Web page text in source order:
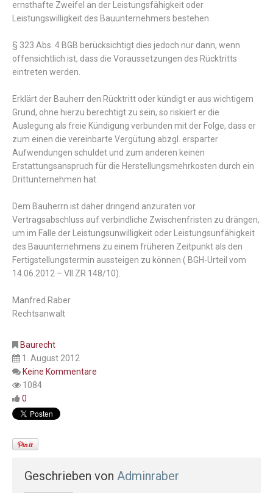
ernsthafte Zweifel an der Leistungsfähigkeit oder
Leistungswilligkeit des Bauunternehmers bestehen.
§ 323 Abs. 4 BGB berücksichtigt dies jedoch nur dann, wenn
offensichtlich ist, dass die Voraussetzungen des Rücktritts
eintreten werden.
Erklärt der Bauherr den Rücktritt oder kündigt er aus wichtigem
Grund, ohne hierzu berechtigt zu sein, so riskiert er die
Auslegung als freie Kündigung verbunden mit der Folge, dass er
zum einen die vereinbarte Vergütung abzgl. ersparter
Aufwendungen schuldet und zum anderen keinen
Erstattungsanspruch für die Herstellungsmehrkosten durch ein
Drittunternehmen hat.
Dem Bauherrn ist daher dringend anzuraten vor
Vertragsabschluss auf verbindliche Zwischenfristen zu drängen,
um im Falle der Leistungsunwilligkeit oder Leistungsunfähigkeit
des Bauunternehmens zu einem früheren Zeitpunkt als den
Fertigstellungstermin aussteigen zu können ( BGH-Urteil vom
14.06.2012 – VII ZR 148/10).
Manfred Raber
Rechtsanwalt
Baurecht
1. August 2012
Keine Kommentare
1084
0
Geschrieben von Adminraber